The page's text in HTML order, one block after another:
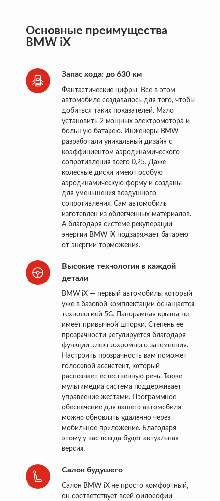
Основные преимущества
BMW iX
Запас хода: до 630 км
Фантастические цифры! Все в этом
автомобиле создавалось для того, чтобы
добиться таких показателей. Мало
установить 2 мощных электромотора и
большую батарею. Инженеры BMW
разработали уникальный дизайн с
коэффициентом аэродинамического
сопротивления всего 0,25. Даже
колесные диски имеют особую
аэродинамическую форму и созданы
для уменьшения воздушного
сопротивления. Сам автомобиль
изготовлен из облегченных материалов.
А благодаря системе рекуперации
энергии BMW iX подзаряжает батарею
от энергии торможения.
Высокие технологии в каждой
детали
BMW iX — первый автомобиль, который
уже в базовой комплектации оснащается
технологией 5G. Панорамная крыша не
имеет привычной шторки. Степень ее
прозрачности регулируется благодаря
функции электрохромного затемнения.
Настроить прозрачность вам поможет
голосовой ассистент, который
распознает естественную речь. Также
мультимедиа система поддерживает
управление жестами. Программное
обеспечение для вашего автомобиля
можно обновлять удаленно через
мобильное приложение. Благодаря
этому у вас всегда будет актуальная
версия.
Салон будущего
Салон BMW iX не просто комфортный,
он соответствует всей философии